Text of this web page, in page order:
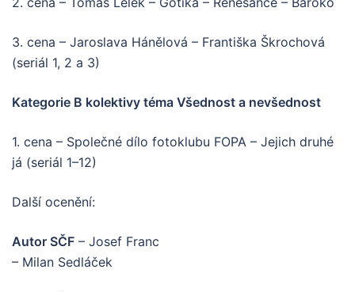
3. cena – Jaroslava Hánělová – Františka Škrochová
(seriál 1, 2 a 3)
Kategorie B kolektivy téma Všednost a nevšednost
1. cena – Společné dílo fotoklubu FOPA – Jejich druhé
já (seriál 1–12)
Další ocenění:
Autor SČF – Josef Franc
– Milan Sedláček